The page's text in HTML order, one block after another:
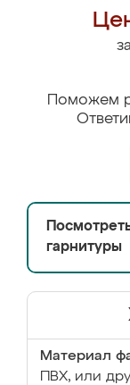
за
Поможем
гарнитуры
Материал
ПВХ, или